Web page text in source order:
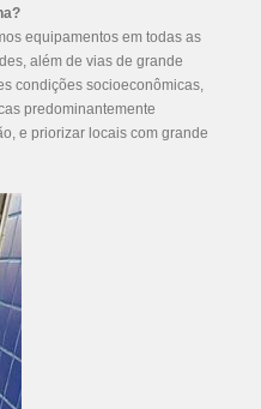
equipamentos em todas as
além de vias de grande
condições socioeconômicas,
predominantemente
e priorizar locais com grande